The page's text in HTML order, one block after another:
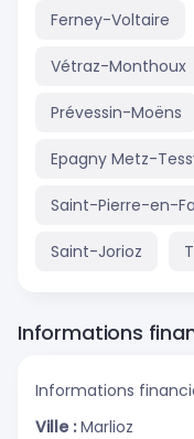
Ferney-Voltaire
Vétraz-Monthoux
Prévessin-Moëns
Epagny Metz-
Saint-Pierre-en-
Saint-Jorioz
Informations
Informations
Ville : Marlioz